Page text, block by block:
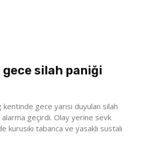
gece silah paniği
gece yarısı duyulan silah
geçirdi. Olay yerine sevk
tabanca ve yasaklı sustalı